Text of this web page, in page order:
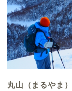
丸山（まるやま）